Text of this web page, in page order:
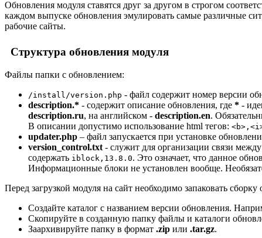
Обновления модуля ставятся друг за другом в строгом
каждом выпуске обновления эмулировать самые различные
рабочие сайты.
Структура обновления модуля
Файлы папки с обновлением:
/install/version.php - файл содержит номер версии
description.* - содержит описание обновления, где * -
description.ru, на английском - description.en.
В описании допустимо использование html тегов:
updater.php – файл запускается при установке
version_control.txt - служит для организации связи
содержать iblock,13.8.0. Это означает, что данное
Информационные блоки не установлен вообще.
Перед загрузкой модуля на сайт необходимо запаковать
Создайте каталог с названием версии обновления.
Скопируйте в созданную папку файлы и каталоги
Заархивируйте папку в формат .zip или .tar.gz.